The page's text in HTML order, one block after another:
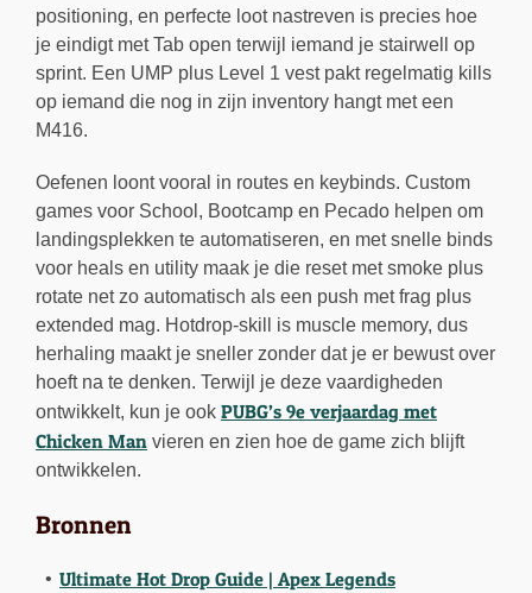
positioning, en perfecte loot nastreven is precies hoe
je eindigt met Tab open terwijl iemand je stairwell op
sprint. Een UMP plus Level 1 vest pakt regelmatig kills
op iemand die nog in zijn inventory hangt met een
M416.
Oefenen loont vooral in routes en keybinds. Custom
games voor School, Bootcamp en Pecado helpen om
landingsplekken te automatiseren, en met snelle binds
voor heals en utility maak je die reset met smoke plus
rotate net zo automatisch als een push met frag plus
extended mag. Hotdrop-skill is muscle memory, dus
herhaling maakt je sneller zonder dat je er bewust over
hoeft na te denken. Terwijl je deze vaardigheden
ontwikkelt, kun je ook PUBG’s 9e verjaardag met
Chicken Man vieren en zien hoe de game zich blijft
ontwikkelen.
Bronnen
Ultimate Hot Drop Guide | Apex Legends